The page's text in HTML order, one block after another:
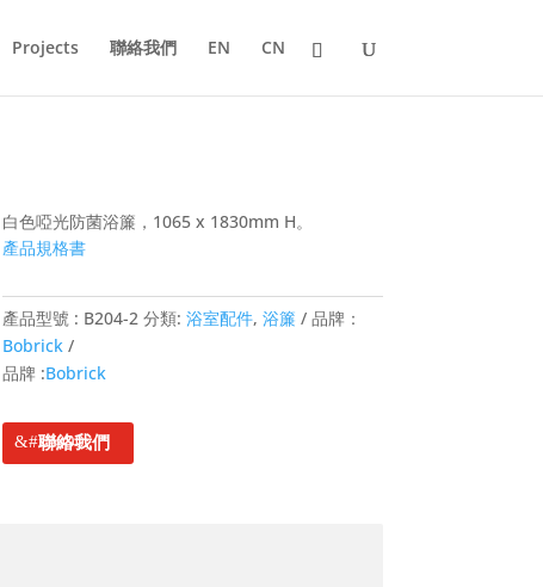
Projects 聯絡我們 EN CN
白色啞光防菌浴簾，1065 x 1830mm H。
產品規格書
產品型號 : B204-2 分類: 浴室配件, 浴簾
品牌：
Bobrick
品牌 :Bobrick
聯絡我們